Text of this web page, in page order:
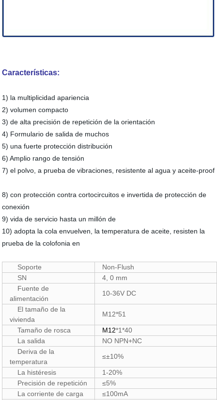
Características:
1) la multiplicidad apariencia
2) volumen compacto
3) de alta precisión de repetición de la orientación
4) Formulario de salida de muchos
5) una fuerte protección distribución
6) Amplio rango de tensión
7) el polvo, a prueba de vibraciones, resistente al agua y aceite-proof
8) con protección contra cortocircuitos e invertida de protección de
conexión
9) vida de servicio hasta un millón de
10) adopta la cola envuelven, la temperatura de aceite, resisten la
prueba de la colofonia en
Soporte
Non-Flush
SN
4, 0 mm
Fuente de
alimentación
10-36V DC
El tamaño de la
vivienda
M12*51
Tamaño de rosca M12*1*40
La salida
NO NPN+NC
Deriva de la
temperatura
≤±10%
La histéresis
1-20%
Precisión de repetición
≤5%
La corriente de carga
≤100mA